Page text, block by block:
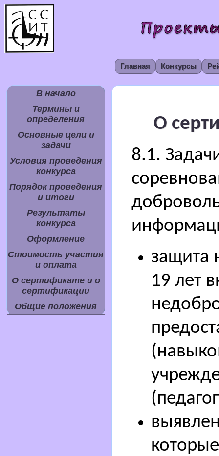
Главная Конкурсы
В начало
Термины и
определения
Основные цели и
задачи
Условия проведения
конкурса
Порядок проведения
и итоги
Результаты
конкурса
Оформление
Стоимость участия
и оплата
О сертификате и о
сертификации
Общие положения
О
8.1.
защита
19 лет